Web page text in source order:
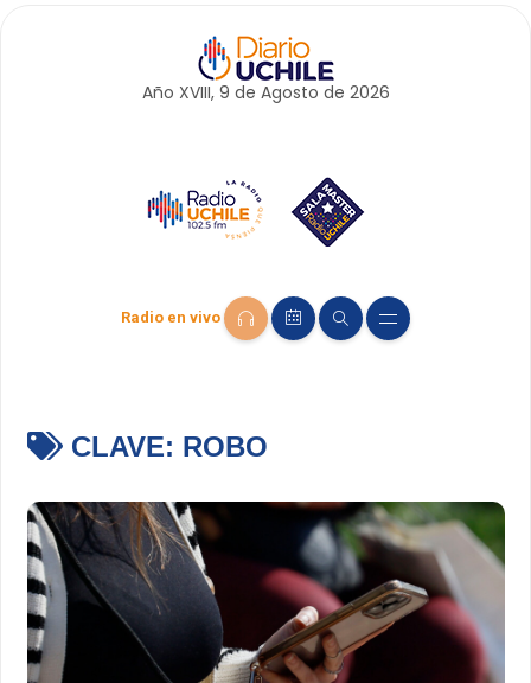
Año XVIII, 9 de Agosto de 2026
Radio en vivo
CLAVE: ROBO